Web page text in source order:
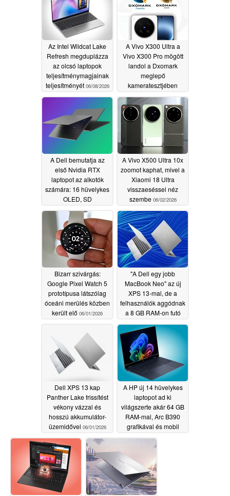
Az Intel Wildcat Lake
Refresh megduplázza
az olcsó laptopok
teljesítménymagjainak
teljesítményét 06/08/2026
A Vivo X300 Ultra a
Vivo X300 Pro mögött
landol a Dxomark
meglepő
kameratesztjében
06/03/2026
A Dell bemutatja az
első Nvidia RTX
laptopot az alkotók
számára: 16 hüvelykes
OLED, SD
kártyaolvasó, 128GB
RAM06/02/2026
A Vivo X500 Ultra 10x
zoomot kaphat, mivel a
Xiaomi 18 Ultra
visszaeséssel néz
szembe 06/02/2026
Bizarr szivárgás:
Google Pixel Watch 5
prototípusa látszólag
óceáni merülés közben
került elő 06/01/2026
"A Dell egy jobb
MacBook Neo" az új
XPS 13-mal, de a
felhasználók aggódnak
a 8 GB RAM-on futó
Windows 11 miatt
06/01/2026
Dell XPS 13 kap
Panther Lake frissítést
vékony vázzal és
hosszú akkumulátor-
üzemidővel 06/01/2026
A HP új 14 hüvelykes
laptopot ad ki
világszerte akár 64 GB
RAM-mal, Arc B390
grafikával és mobil
csatlakozási
lehetőséggel